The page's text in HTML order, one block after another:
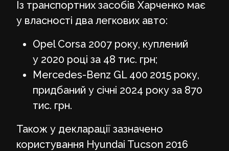
Із транспортних засобів Харченко має
у власності два легкових авто:
Opel Corsa 2007 року, куплений
у 2020 році за 48 тис. грн;
Mercedes-Benz GL 400 2015 року,
придбаний у січні 2024 року за 870
тис. грн.
Також у декларації зазначено
користування Hyundai Tucson 2016